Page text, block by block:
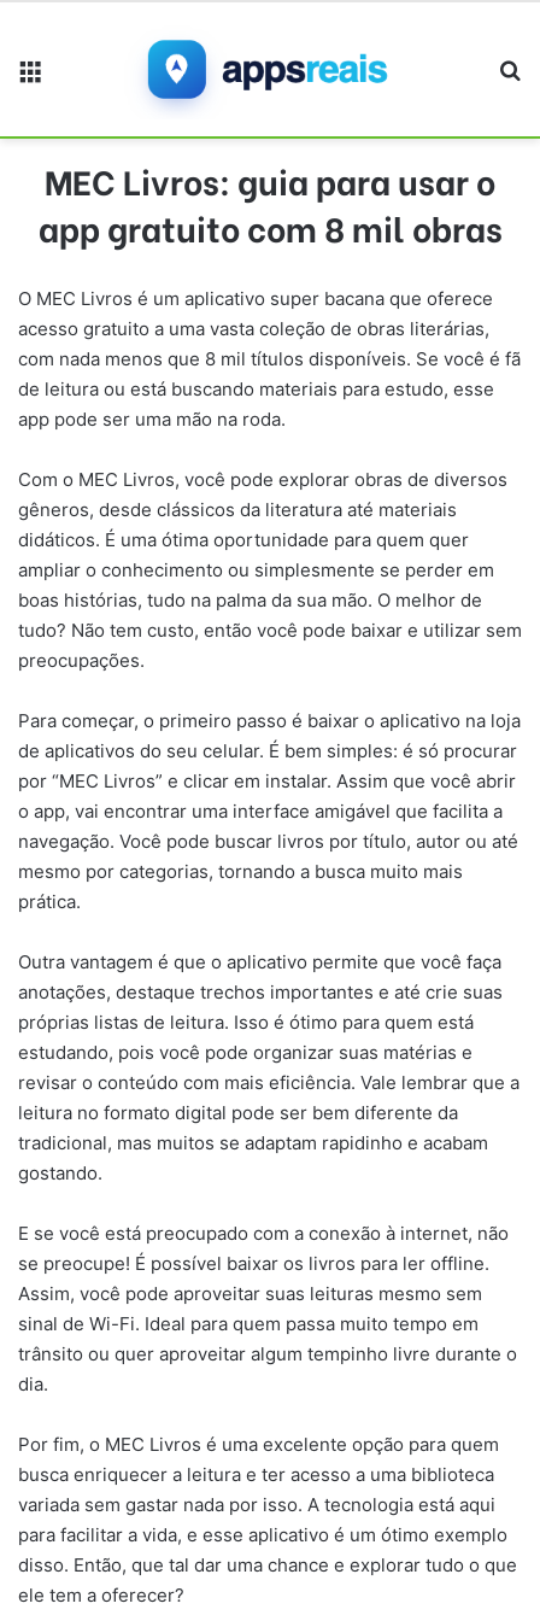
MEC Livros: guia para usar o
app gratuito com 8 mil obras
O MEC Livros é um aplicativo super bacana que oferece
acesso gratuito a uma vasta coleção de obras literárias,
com nada menos que 8 mil títulos disponíveis. Se você é fã
de leitura ou está buscando materiais para estudo, esse
app pode ser uma mão na roda.
Com o MEC Livros, você pode explorar obras de diversos
gêneros, desde clássicos da literatura até materiais
didáticos. É uma ótima oportunidade para quem quer
ampliar o conhecimento ou simplesmente se perder em
boas histórias, tudo na palma da sua mão. O melhor de
tudo? Não tem custo, então você pode baixar e utilizar sem
preocupações.
Para começar, o primeiro passo é baixar o aplicativo na loja
de aplicativos do seu celular. É bem simples: é só procurar
por “MEC Livros” e clicar em instalar. Assim que você abrir
o app, vai encontrar uma interface amigável que facilita a
navegação. Você pode buscar livros por título, autor ou até
mesmo por categorias, tornando a busca muito mais
prática.
Outra vantagem é que o aplicativo permite que você faça
anotações, destaque trechos importantes e até crie suas
próprias listas de leitura. Isso é ótimo para quem está
estudando, pois você pode organizar suas matérias e
revisar o conteúdo com mais eficiência. Vale lembrar que a
leitura no formato digital pode ser bem diferente da
tradicional, mas muitos se adaptam rapidinho e acabam
gostando.
E se você está preocupado com a conexão à internet, não
se preocupe! É possível baixar os livros para ler offline.
Assim, você pode aproveitar suas leituras mesmo sem
sinal de Wi-Fi. Ideal para quem passa muito tempo em
trânsito ou quer aproveitar algum tempinho livre durante o
dia.
Por fim, o MEC Livros é uma excelente opção para quem
busca enriquecer a leitura e ter acesso a uma biblioteca
variada sem gastar nada por isso. A tecnologia está aqui
para facilitar a vida, e esse aplicativo é um ótimo exemplo
disso. Então, que tal dar uma chance e explorar tudo o que
ele tem a oferecer?